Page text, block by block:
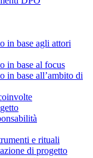
in base agli attori
in base al focus
in base all’ambito di
e rituali
di progetto